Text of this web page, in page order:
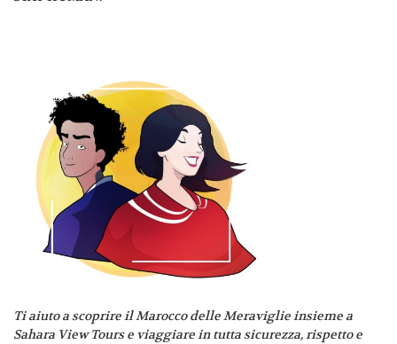
Ti aiuto a scoprire il Marocco delle Meraviglie insieme a
Sahara View Tours e viaggiare in tutta sicurezza, rispetto e